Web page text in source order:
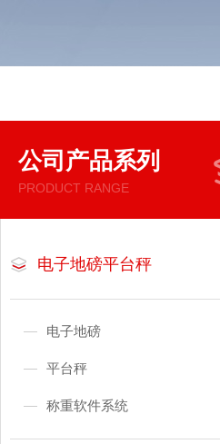
公司产品系列
PRODUCT RANGE
电子地磅平台秤
电子地磅
平台秤
称重软件系统